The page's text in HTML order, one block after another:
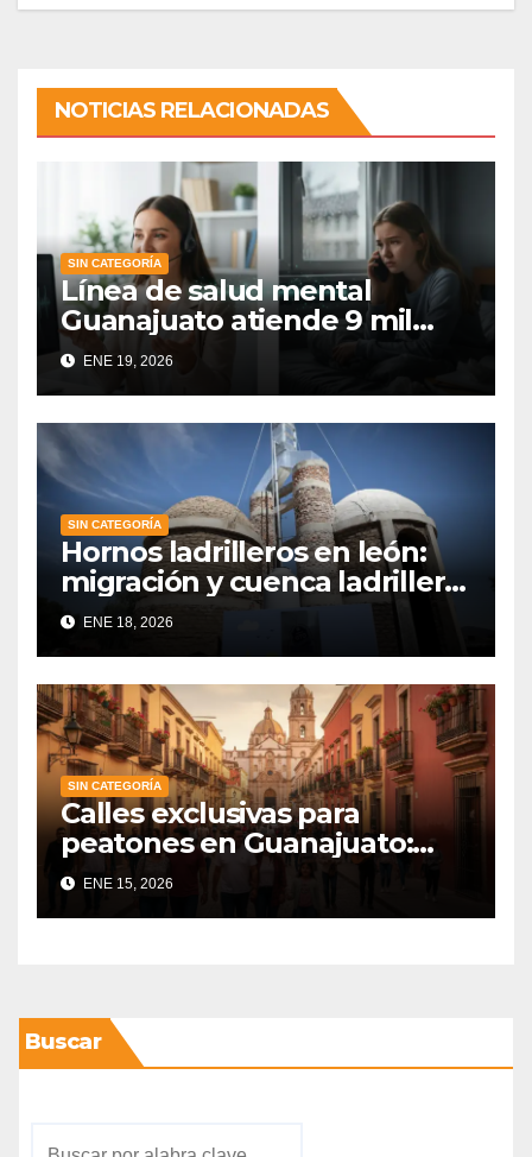
NOTICIAS RELACIONADAS
SIN CATEGORÍA
Línea de salud mental
Guanajuato atiende 9 mil
llamadas en dos años
ENE 19, 2026
SIN CATEGORÍA
Hornos ladrilleros en león:
migración y cuenca ladrillera
con Ecotecnologías
ENE 18, 2026
SIN CATEGORÍA
Calles exclusivas para
peatones en Guanajuato:
Congreso analiza obligarlas
ENE 15, 2026
Buscar